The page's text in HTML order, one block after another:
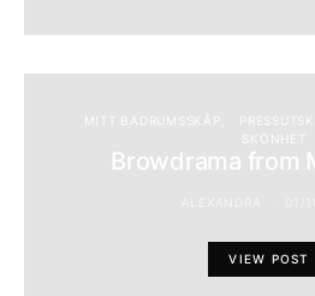
MITT BADRUMSSKÅP
SKÖNHET
Browdrama from
VIEW POST